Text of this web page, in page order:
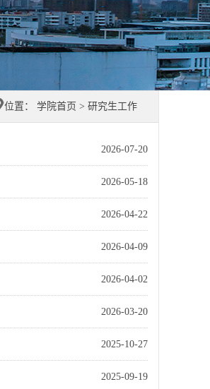
位置： 学院首页 > 研究生工作
2026-07-20
2026-05-18
2026-04-22
2026-04-09
2026-04-02
2026-03-20
2025-10-27
2025-09-19